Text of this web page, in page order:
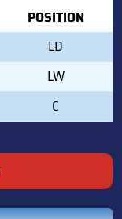
POSITION
LD
LW
C